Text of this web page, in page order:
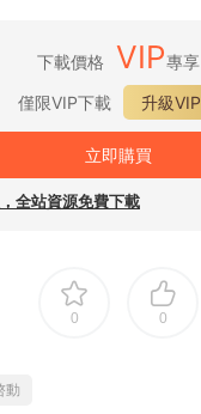
下載價格 VIP專享
僅限VIP下載
升級VIP
立即購買
全站資源免費下載
0 0
動